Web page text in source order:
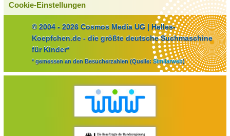
Cookie-Einstellungen
© 2004 - 2026 Cosmos Media UG | Helles-
Koepfchen.de - die größte deutsche Suchmaschine
für Kinder*
* gemessen an den Besucherzahlen (Quelle: Similarweb)